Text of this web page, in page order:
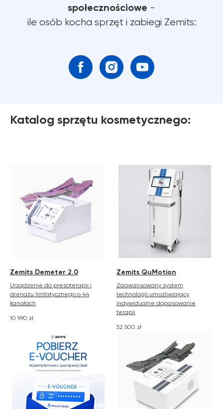
społecznościowe -
ile osób kocha sprzęt i zabiegi Zemits:
Katalog sprzętu kosmetycznego:
Zemits Demeter 2.0
Urządzenie do presoterapii i
drenażu limfatycznego o 44
kanałach
10 990 zł
Zemits QuMotion
Zaawansowany system
technologii umożliwiający
indywidualne dopasowanie
terapii
52 500 zł